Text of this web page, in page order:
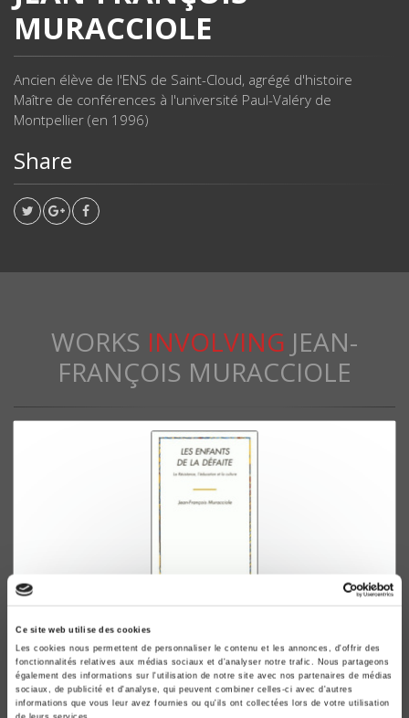
Ce site web utilise des cookies
Les cookies nous permettent de personnaliser le contenu et les annonces, d'offrir des
fonctionnalités relatives aux médias sociaux et d'analyser notre trafic. Nous partageons
également des informations sur l'utilisation de notre site avec nos partenaires de médias
sociaux, de publicité et d'analyse, qui peuvent combiner celles-ci avec d'autres
informations que vous leur avez fournies ou qu'ils ont collectées lors de votre utilisation
MURACCIOLE
Ancien élève de l'ENS de Saint-Cloud, agrégé d'histoire
Maître de conférences à l'université Paul-Valéry de
Montpellier (en 1996)
Share
WORKS INVOLVING JEAN-
FRANÇOIS MURACCIOLE
Les enfants de la défaite
La Résistance, l'éducation et la culture
Jean-François Muracciole